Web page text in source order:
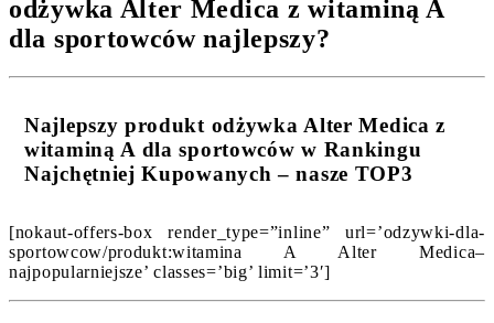
odżywka Alter Medica z witaminą A
dla sportowców najlepszy?
Najlepszy produkt odżywka Alter Medica z
witaminą A dla sportowców w Rankingu
Najchętniej Kupowanych – nasze TOP3
[nokaut-offers-box render_type=”inline” url=’odzywki-dla-
sportowcow/produkt:witamina A Alter Medica–
najpopularniejsze’ classes=’big’ limit=’3′]